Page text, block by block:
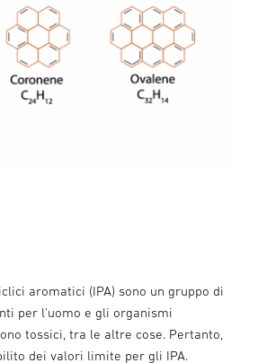
aromatici (IPA) sono un gruppo di
per l'uomo e gli organismi
tossici, tra le altre cose. Pertanto,
dei valori limite per gli IPA.